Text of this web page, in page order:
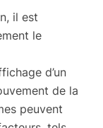
il est
le
d’un
de la
peuvent